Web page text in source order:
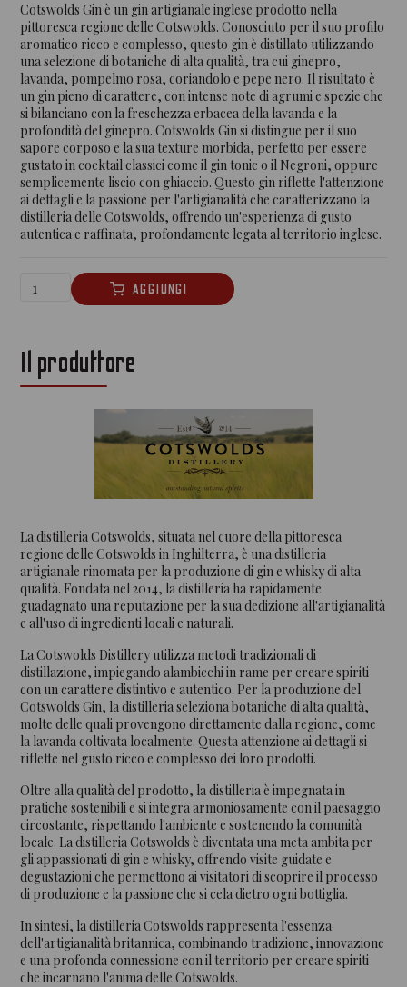
Cotswolds Gin è un gin artigianale inglese prodotto nella
pittoresca regione delle Cotswolds. Conosciuto per il suo profilo
aromatico ricco e complesso, questo gin è distillato utilizzando
una selezione di botaniche di alta qualità, tra cui ginepro,
lavanda, pompelmo rosa, coriandolo e pepe nero. Il risultato è
un gin pieno di carattere, con intense note di agrumi e spezie che
si bilanciano con la freschezza erbacea della lavanda e la
profondità del ginepro. Cotswolds Gin si distingue per il suo
sapore corposo e la sua texture morbida, perfetto per essere
gustato in cocktail classici come il gin tonic o il Negroni, oppure
semplicemente liscio con ghiaccio. Questo gin riflette l'attenzione
ai dettagli e la passione per l'artigianalità che caratterizzano la
distilleria delle Cotswolds, offrendo un'esperienza di gusto
autentica e raffinata, profondamente legata al territorio inglese.
Il produttore
La distilleria Cotswolds, situata nel cuore della pittoresca
regione delle Cotswolds in Inghilterra, è una distilleria
artigianale rinomata per la produzione di gin e whisky di alta
qualità. Fondata nel 2014, la distilleria ha rapidamente
guadagnato una reputazione per la sua dedizione all'artigianalità
e all'uso di ingredienti locali e naturali.
La Cotswolds Distillery utilizza metodi tradizionali di
distillazione, impiegando alambicchi in rame per creare spiriti
con un carattere distintivo e autentico. Per la produzione del
Cotswolds Gin, la distilleria seleziona botaniche di alta qualità,
molte delle quali provengono direttamente dalla regione, come
la lavanda coltivata localmente. Questa attenzione ai dettagli si
riflette nel gusto ricco e complesso dei loro prodotti.
Oltre alla qualità del prodotto, la distilleria è impegnata in
pratiche sostenibili e si integra armoniosamente con il paesaggio
circostante, rispettando l'ambiente e sostenendo la comunità
locale. La distilleria Cotswolds è diventata una meta ambita per
gli appassionati di gin e whisky, offrendo visite guidate e
degustazioni che permettono ai visitatori di scoprire il processo
di produzione e la passione che si cela dietro ogni bottiglia.
In sintesi, la distilleria Cotswolds rappresenta l'essenza
dell'artigianalità britannica, combinando tradizione, innovazione
e una profonda connessione con il territorio per creare spiriti
che incarnano l'anima delle Cotswolds.